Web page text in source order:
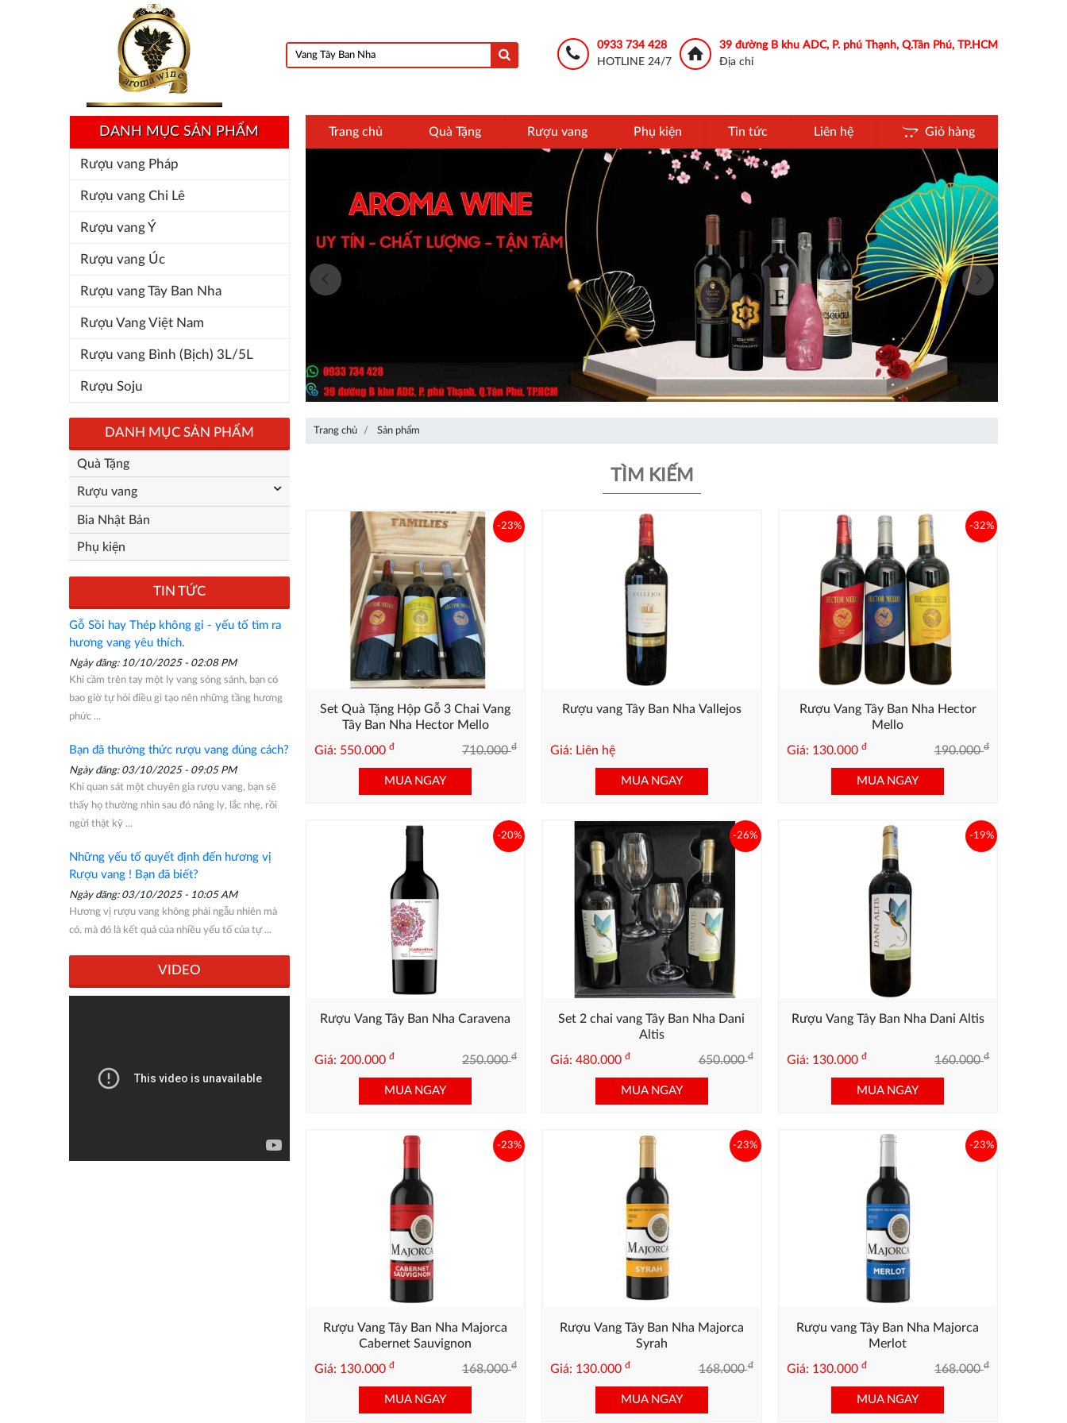
0933 734 428
HOTLINE 24/7
39 đường B khu ADC, P. phú Thạnh, Q.Tân Phú, TP.HCM
Địa chỉ
DANH MỤC SẢN PHẨM
Rượu vang Pháp
Rượu vang Chi Lê
Rượu vang Ý
Rượu vang Úc
Rượu vang Tây Ban Nha
Rượu Vang Việt Nam
Rượu vang Bình (Bịch) 3L/5L
Rượu Soju
Trang chủ Quà Tặng Rượu vang Phụ kiện Tin tức Liên hệ Giỏ hàng
Trang chủ Sản phẩm
TÌM KIẾM
Set Quà Tặng Hộp Gỗ 3 Chai Vang
Tây Ban Nha Hector Mello
Giá: 550.000 đ 710.000đ
-23%
MUA NGAY
Rượu vang Tây Ban Nha Vallejos
Giá: Liên hệ
MUA NGAY
Rượu Vang Tây Ban Nha Hector
Mello
Giá: 130.000 đ 190.000đ
-32%
MUA NGAY
Rượu Vang Tây Ban Nha Caravena
Giá: 200.000 đ 250.000đ
-20%
MUA NGAY
Set 2 chai vang Tây Ban Nha Dani
Altis
Giá: 480.000 đ 650.000đ
-26%
MUA NGAY
Rượu Vang Tây Ban Nha Dani Altis
Giá: 130.000 đ 160.000đ
-19%
MUA NGAY
Rượu Vang Tây Ban Nha Majorca
Cabernet Sauvignon
Giá: 130.000 đ 168.000đ
-23%
MUA NGAY
Rượu Vang Tây Ban Nha Majorca
Syrah
Giá: 130.000 đ 168.000đ
-23%
MUA NGAY
Rượu vang Tây Ban Nha Majorca
Merlot
Giá: 130.000 đ 168.000đ
-23%
MUA NGAY
DANH MỤC SẢN PHẨM
Quà Tặng
Rượu vang
Bia Nhật Bản
Phụ kiện
TIN TỨC
Gỗ Sồi hay Thép không gỉ - yếu tố tìm ra
hương vang yêu thích.
Ngày đăng: 10/10/2025 - 02:08 PM
Khi cầm trên tay một ly vang sóng sánh, bạn có
bao giờ tự hỏi điều gì tạo nên những tầng hương
phức ...
Bạn đã thưởng thức rượu vang đúng cách?
Ngày đăng: 03/10/2025 - 09:05 PM
Khi quan sát một chuyên gia rượu vang, bạn sẽ
thấy họ thường nhìn sau đó nâng ly, lắc nhẹ, rồi
ngửi thật kỹ ...
Những yếu tố quyết định đến hương vị
Rượu vang ! Bạn đã biết?
Ngày đăng: 03/10/2025 - 10:05 AM
Hương vị rượu vang không phải ngẫu nhiên mà
có, mà đó là kết quả của nhiều yếu tố của tự ...
VIDEO